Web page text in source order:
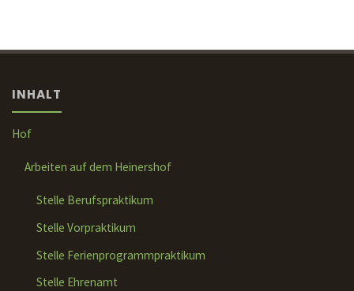
INHALT
Hof
Arbeiten auf dem Heinershof
Stelle Berufspraktikum
Stelle Vorpraktikum
Stelle Ferienprogrammpraktikum
Stelle Ehrenamt